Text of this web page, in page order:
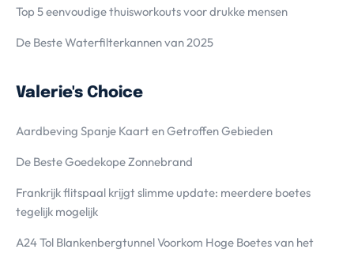
Top 5 eenvoudige thuisworkouts voor drukke mensen
De Beste Waterfilterkannen van 2025
Valerie's Choice
Aardbeving Spanje Kaart en Getroffen Gebieden
De Beste Goedekope Zonnebrand
Frankrijk flitspaal krijgt slimme update: meerdere boetes
tegelijk mogelijk
A24 Tol Blankenbergtunnel Voorkom Hoge Boetes van het